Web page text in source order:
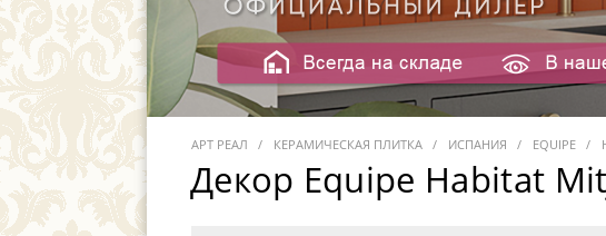
АРТ РЕАЛ КЕРАМИЧЕСКАЯ ПЛИТКА ИСПАНИЯ EQUIPE
Декор Equipe Habitat